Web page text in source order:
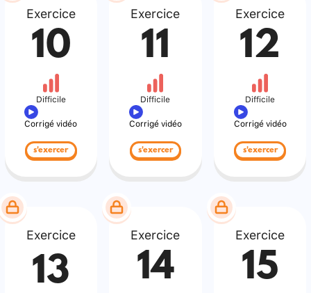
Exercice
10
Difficile
Corrigé vidéo
s'exercer
Exercice
11
Difficile
Corrigé vidéo
s'exercer
Exercice
12
Difficile
Corrigé vidéo
s'exercer
Exercice
13
Exercice
14
Exercice
15